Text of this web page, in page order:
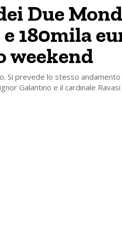
Due
180mila
weekend
Si prevede lo stesso
Galantino e il cardinale Ravasi